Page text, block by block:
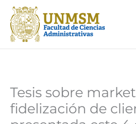
contenido
Tesis sobre
fidelización de